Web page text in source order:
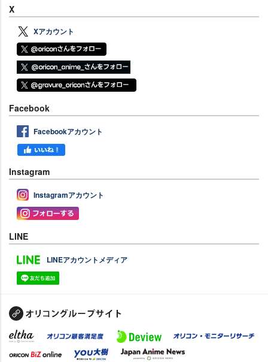
X
Xアカウント
Facebook
Facebookアカウント
Instagram
Instagramアカウント
LINE
LINEアカウントメディア